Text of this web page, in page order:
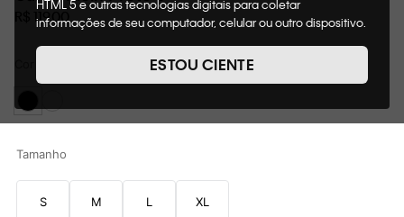
HTML 5 e outras tecnologias digitais para coletar
informações de seu computador, celular ou outro dispositivo.
de cookies, informaremos quais cookies usaremos e quais
suas funções. A forma como processamos os dados
nosso Aviso de Privacidade. Quando você visita nosso site,
fornecer a você toda a funcionalidade do site, incluindo,
loja virtual. Para maiores informações sobre o nosso aviso de
Cookies acesse o link.
ESTOU CIENTE
119,00
Tamanho
S M L XL